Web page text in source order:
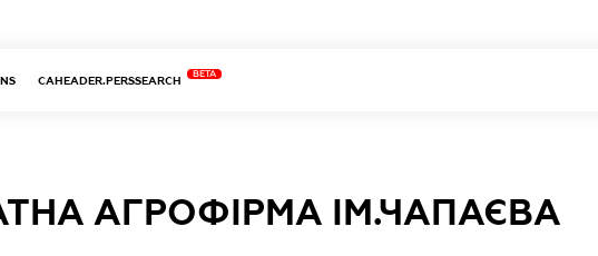
CAHEADER.PERSSEARCH
BETA
АГРОФІРМА ІМ.ЧАПАЄВА